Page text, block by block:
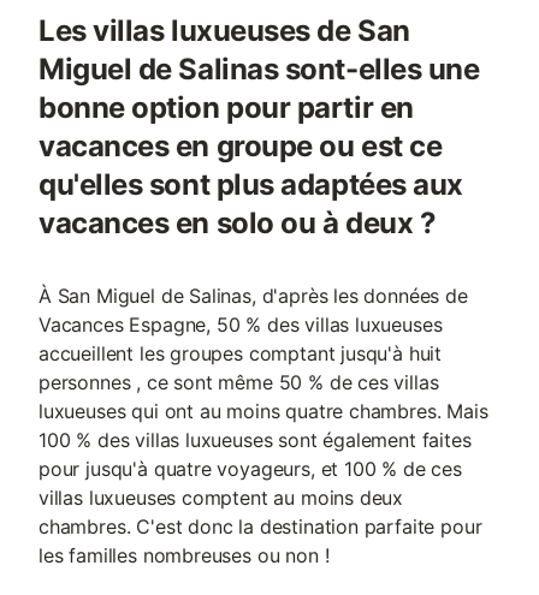
Les villas luxueuses de San
Miguel de Salinas sont-elles une
bonne option pour partir en
vacances en groupe ou est ce
qu'elles sont plus adaptées aux
vacances en solo ou à deux ?
À San Miguel de Salinas, d'après les données de
Vacances Espagne, 50 % des villas luxueuses
accueillent les groupes comptant jusqu'à huit
personnes , ce sont même 50 % de ces villas
luxueuses qui ont au moins quatre chambres. Mais
100 % des villas luxueuses sont également faites
pour jusqu'à quatre voyageurs, et 100 % de ces
villas luxueuses comptent au moins deux
chambres. C'est donc la destination parfaite pour
les familles nombreuses ou non !